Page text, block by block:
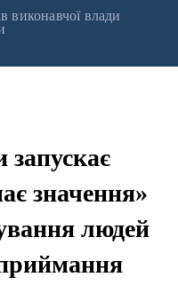
виконавчої влади
запускає
значення»
людей